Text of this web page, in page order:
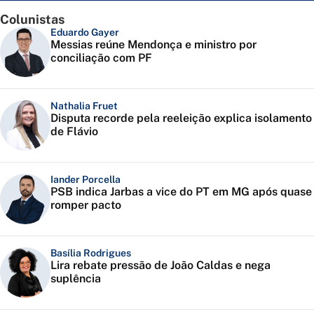
Colunistas
Eduardo Gayer
Messias reúne Mendonça e ministro por
conciliação com PF
Nathalia Fruet
Disputa recorde pela reeleição explica isolamento
de Flávio
Iander Porcella
PSB indica Jarbas a vice do PT em MG após quase
romper pacto
Basília Rodrigues
Lira rebate pressão de João Caldas e nega
suplência